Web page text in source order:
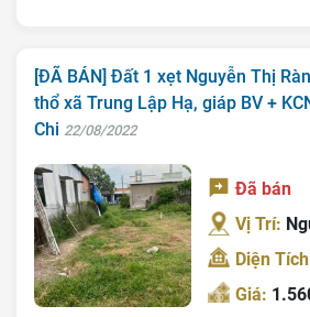
[ĐÃ BÁN] Đất 1 xẹt Nguyễn Thị
thổ xã Trung Lập Hạ, giáp BV +
Chi 22/08/2022
Đã bán
Vị Trí:
Diện
Giá: